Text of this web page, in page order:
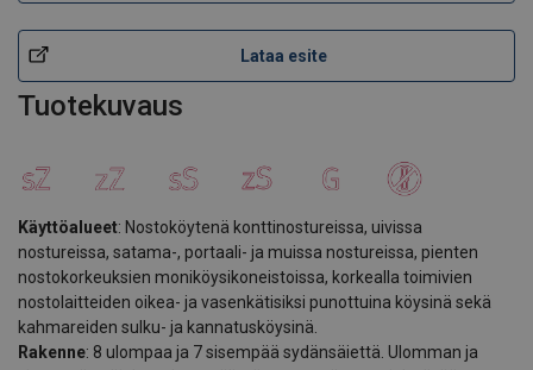
Lataa esite
Tuotekuvaus
Käyttöalueet: Nostoköytenä konttinostureissa, uivissa
nostureissa, satama-, portaali- ja muissa nostureissa, pienten
nostokorkeuksien moniköysikoneistoissa, korkealla toimivien
nostolaitteiden oikea- ja vasenkätisiksi punottuina köysinä sekä
kahmareiden sulku- ja kannatusköysinä.
Rakenne: 8 ulompaa ja 7 sisempää sydänsäiettä. Ulomman ja